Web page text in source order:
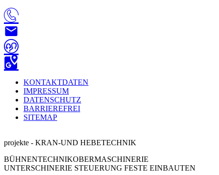
KONTAKTDATEN
IMPRESSUM
DATENSCHUTZ
BARRIEREFREI
SITEMAP
projekte - KRAN-UND HEBETECHNIK
BÜHNENTECHNIKOBERMASCHINERIE
UNTERSCHINERIE STEUERUNG FESTE EINBAUTEN